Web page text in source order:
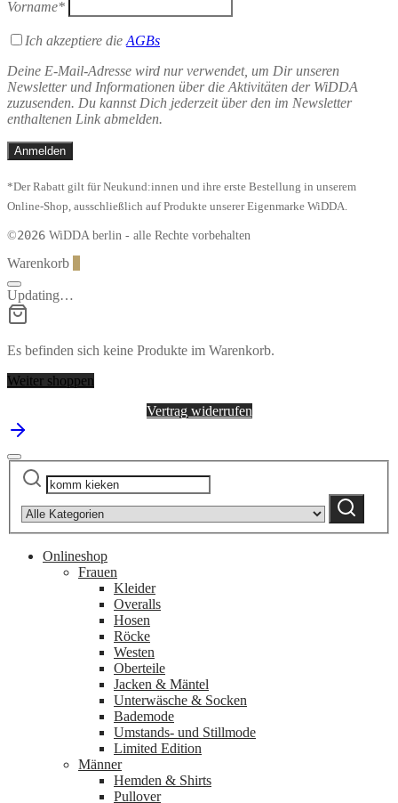
Vorname*
Ich akzeptiere die AGBs
Deine E-Mail-Adresse wird nur verwendet, um Dir unseren
Newsletter und Informationen über die Aktivitäten der WiDDA
zuzusenden. Du kannst Dich jederzeit über den im Newsletter
enthaltenen Link abmelden.
*Der Rabatt gilt für Neukund:innen und ihre erste Bestellung in unserem
Online-Shop, ausschließlich auf Produkte unserer Eigenmarke WiDDA.
©2026 WiDDA berlin - alle Rechte vorbehalten
Warenkorb
Updating…
Es befinden sich keine Produkte im Warenkorb.
Weiter shoppen
Vertrag widerrufen
Suchen
nach:
category:
Suchen
Onlineshop
Frauen
Kleider
Overalls
Hosen
Röcke
Westen
Oberteile
Jacken & Mäntel
Unterwäsche & Socken
Bademode
Umstands- und Stillmode
Limited Edition
Männer
Hemden & Shirts
Pullover